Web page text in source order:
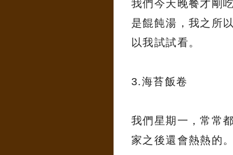
我們今天晚餐才剛
是餛飩湯，我之所
以我試試看。
3.海苔飯卷
我們星期一，常常
家之後還會熱熱的。